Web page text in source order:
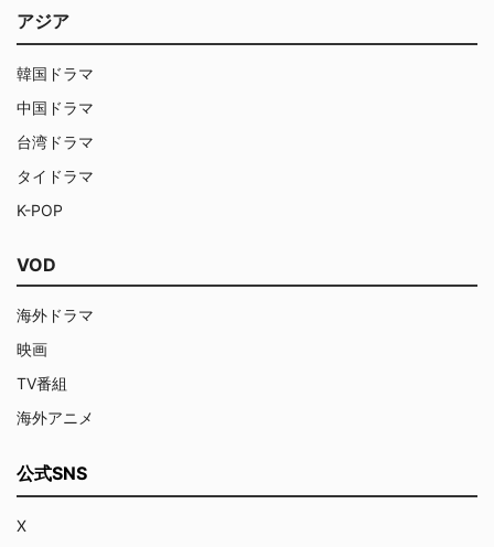
アジア
韓国ドラマ
中国ドラマ
台湾ドラマ
タイドラマ
K-POP
VOD
海外ドラマ
映画
TV番組
海外アニメ
公式SNS
X